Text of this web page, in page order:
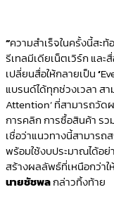
“ความสำเร็จในครั้งนี้สะ
รีเทลมีเดียเน็ตเวิร์ก แล
เปลี่ยนสื่อให้กลายเป็น‘
แบรนด์ได้ทุกช่วงเวลา ส
Attention’ ที่สามารถวัด
การคลิก การซื้อสินค้า รว
เชื่อว่าแนวทางนี้สามาร
พร้อมใช้งบประมาณได้อ
สร้างผลลัพธ์ที่เหนือกว่า
นายชัชพลกล่าวทิ้งท้าย